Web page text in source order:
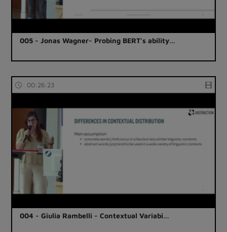
005 - Jonas Wagner- Probing BERT’s ability…
00:26:23
004 - Giulia Rambelli - Contextual Variabi…